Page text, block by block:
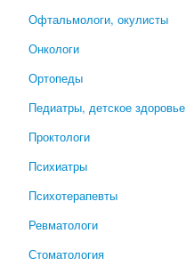
Офтальмологи, окулисты
Онкологи
Ортопеды
Педиатры, детское здоровье
Проктологи
Психиатры
Психотерапевты
Ревматологи
Стоматология